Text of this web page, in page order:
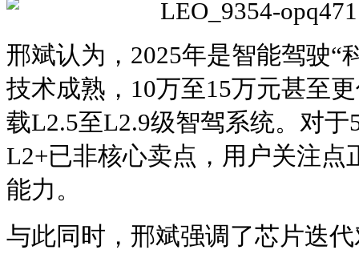
邢斌认为，2025年是智能驾驶“
技术成熟，10万至15万元甚至
载L2.5至L2.9级智驾系统。对
L2+已非核心卖点，用户关注点
能力。
与此同时，邢斌强调了芯片迭